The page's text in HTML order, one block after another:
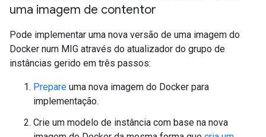
uma imagem de contentor
Pode implementar uma nova versão de uma imagem do
Docker num MIG através do atualizador do grupo de
instâncias gerido em três passos:
Prepare uma nova imagem do Docker para
implementação.
Crie um modelo de instância com base na nova